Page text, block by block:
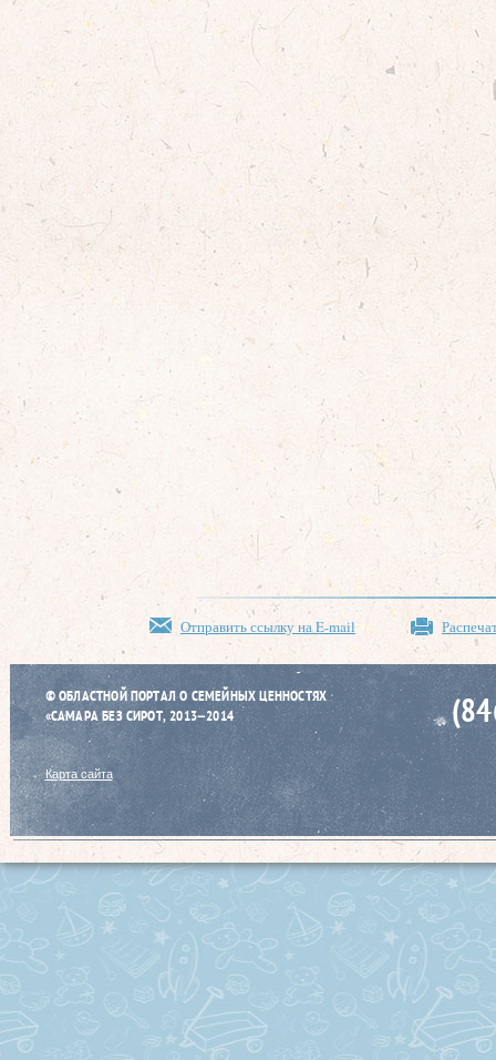
Отправить ссылку на E-mail
© ОБЛАСТНОЙ ПОРТАЛ О СЕМЕЙНЫХ ЦЕННОСТЯХ
«САМАРА БЕЗ СИРОТ, 2013–2014
Карта сайта